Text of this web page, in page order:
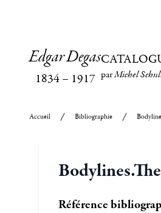
Edgar Degas
1834– 1917 parMichel
Accueil Bibliographie
Référence